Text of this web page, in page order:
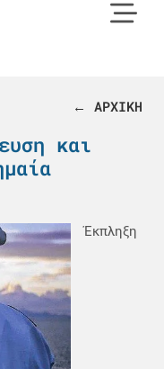
← ΑΡΧΙΚΗ
και
Έκπληξη